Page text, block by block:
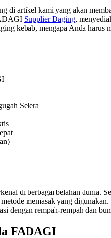
di artikel kami yang akan
Supplier Daging,
kebab, mengapa Anda
Selera
di berbagai belahan dunia.
memasak yang
dengan rempah-rempah dan
FADAGI